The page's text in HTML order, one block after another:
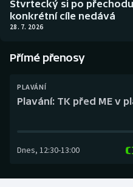
Boby a skeleton
Curling
Dostihy
Futsal
Golf
AZ kvíz
Štvrtecký si po
konkrétní cíle nedává
28. 7. 2026
Přímé přenosy
PLAVÁNÍ
Plavání: TK před ME v
Dnes, 12:30-13:00